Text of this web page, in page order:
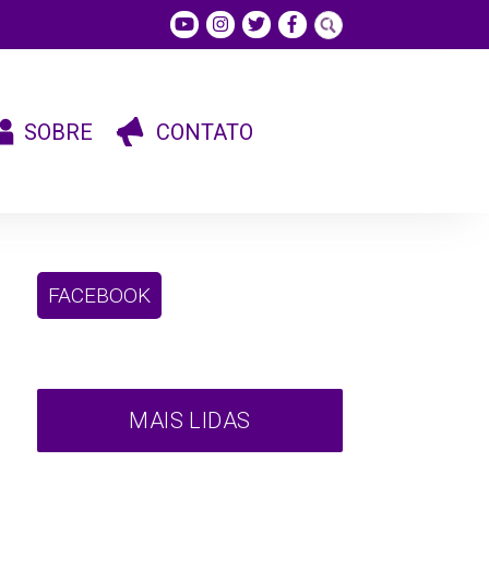
SOBRE CONTATO
FACEBOOK
MAIS LIDAS